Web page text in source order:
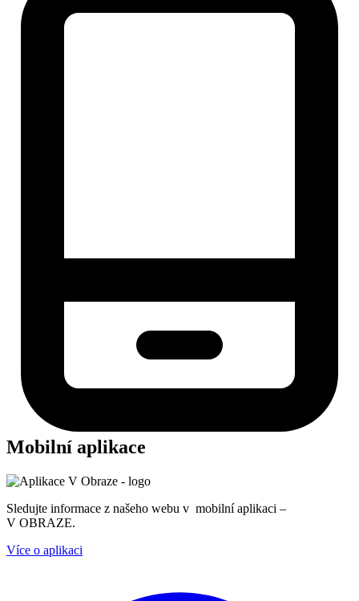
Mobilní aplikace
Sledujte informace z našeho webu v mobilní aplikaci –
V OBRAZE.
Více o aplikaci